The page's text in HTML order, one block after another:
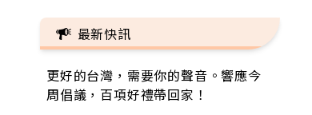
最新快訊
更好的台灣，需要你的聲音。響應今
周倡議，百項好禮帶回家！